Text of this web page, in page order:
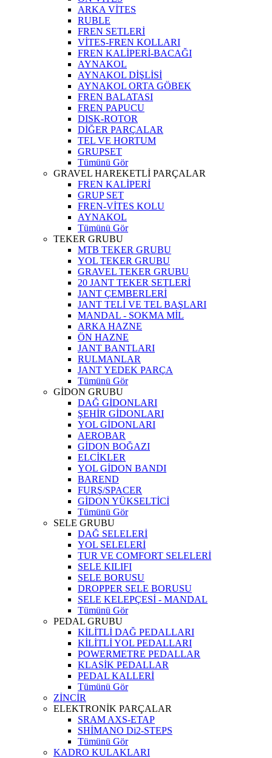
ARKA VİTES
RUBLE
FREN SETLERİ
VİTES-FREN KOLLARI
FREN KALİPERİ-BACAĞI
AYNAKOL
AYNAKOL DİŞLİSİ
AYNAKOL ORTA GÖBEK
FREN BALATASI
FREN PAPUCU
DISK-ROTOR
DİĞER PARÇALAR
TEL VE HORTUM
GRUPSET
Tümünü Gör
GRAVEL HAREKETLİ PARÇALAR
FREN KALİPERİ
GRUP SET
FREN-VİTES KOLU
AYNAKOL
Tümünü Gör
TEKER GRUBU
MTB TEKER GRUBU
YOL TEKER GRUBU
GRAVEL TEKER GRUBU
20 JANT TEKER SETLERİ
JANT ÇEMBERLERİ
JANT TELİ VE TEL BAŞLARI
MANDAL - SOKMA MİL
ARKA HAZNE
ÖN HAZNE
JANT BANTLARI
RULMANLAR
JANT YEDEK PARÇA
Tümünü Gör
GİDON GRUBU
DAĞ GİDONLARI
ŞEHİR GİDONLARI
YOL GİDONLARI
AEROBAR
GİDON BOĞAZI
ELCİKLER
YOL GİDON BANDI
BAREND
FURŞ/SPACER
GİDON YÜKSELTİCİ
Tümünü Gör
SELE GRUBU
DAĞ SELELERİ
YOL SELELERİ
TUR VE COMFORT SELELERİ
SELE KILIFI
SELE BORUSU
DROPPER SELE BORUSU
SELE KELEPÇESİ - MANDAL
Tümünü Gör
PEDAL GRUBU
KİLİTLİ DAĞ PEDALLARI
KİLİTLİ YOL PEDALLARI
POWERMETRE PEDALLAR
KLASİK PEDALLAR
PEDAL KALLERİ
Tümünü Gör
ZİNCİR
ELEKTRONİK PARÇALAR
SRAM AXS-ETAP
SHİMANO Di2-STEPS
Tümünü Gör
KADRO KULAKLARI